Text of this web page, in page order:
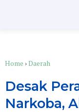
Home ›Daerah
Desak
Narkoba,